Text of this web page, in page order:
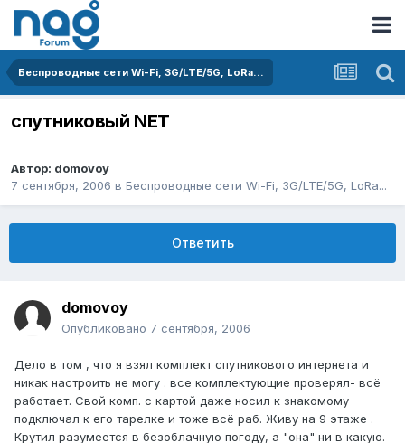
Беспроводные сети Wi-Fi, 3G/LTE/5G, LoRa...
спутниковый NET
Автор: domovoy
7 сентября, 2006 в Беспроводные сети Wi-Fi, 3G/LTE/5G, LoRa...
Ответить
domovoy
Опубликовано 7 сентября, 2006
Дело в том , что я взял комплект спутникового интернета и
никак настроить не могу . все комплектующие проверял- всё
работает. Свой комп. с картой даже носил к знакомому
подключал к его тарелке и тоже всё раб. Живу на 9 этаже .
Крутил разумеется в безоблачную погоду, а "она" ни в какую.